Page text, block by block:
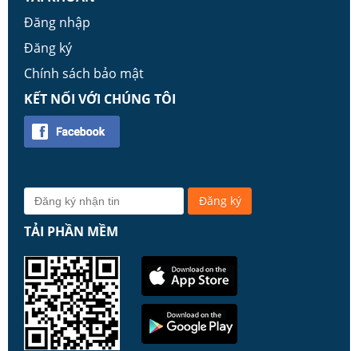
Đăng nhập
Đăng ký
Chính sách bảo mật
KẾT NỐI VỚI CHÚNG TÔI
TẢI PHẦN MỀM